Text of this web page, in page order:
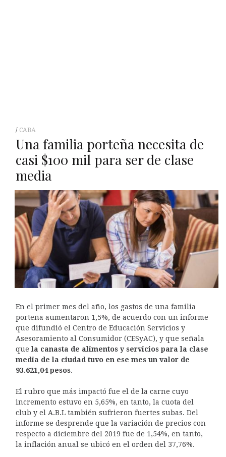
CABA
Una familia porteña necesita de
casi $100 mil para ser de clase
media
En el primer mes del año, los gastos de una familia
porteña aumentaron 1,5%, de acuerdo con un informe
que difundió el Centro de Educación Servicios y
Asesoramiento al Consumidor (CESyAC), y que señala
quela canasta de alimentos y servicios para la clase
media de la ciudad tuvo en ese mes un valor de
93.621,04 pesos.
El rubro que más impactó fue el de la carne cuyo
incremento estuvo en 5,65%, en tanto, la cuota del
club y el A.B.L también sufrieron fuertes subas. Del
informe se desprende que la variación de precios con
respecto a diciembre del 2019 fue de 1,54%, en tanto,
la inflación anual se ubicó en el orden del 37,76%.